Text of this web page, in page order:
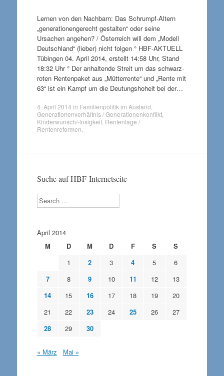
Lernen von den Nachbarn: Das Schrumpf-Altern
„generationengerecht gestalten“ oder seine
Ursachen angehen? / Österreich will dem „Modell
Deutschland“ (lieber) nicht folgen ° HBF-AKTUELL
Tübingen 04. April 2014, erstellt 14:58 Uhr, Stand
18:32 Uhr ° Der anhaltende Streit um das schwarz-
roten Rentenpaket aus „Mütterrente“ und „Rente mit
63“ ist ein Kampf um die Deutungshoheit bei der…
4. April 2014 in Familienpolitik im Ausland
Generationenverhältnis / Generationenkonflikt,
Kinderwunsch/-losigkeit, Rentenlage /
Rentenreformen
Suche auf HBF-Internetseite
Search
April 2014
M
D M D F S
S
1
2 3 4 5
6
7
8 9 10 11 12
13
14
15 16 17 18 19
20
21
22 23 24 25 26
27
28
29 30
« März Mai »